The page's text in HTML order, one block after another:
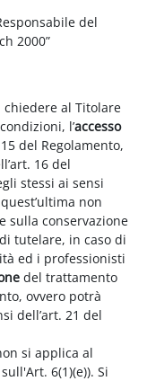
del
2000”
chiedere al Titolare
l’accesso
del Regolamento,
16 del
stessi ai sensi
non
sulla conservazione
tutelare, in caso di
ed i professionisti
del trattamento
ovvero potrà
dell’art. 21 del
si applica al
6(1)(e)). Si